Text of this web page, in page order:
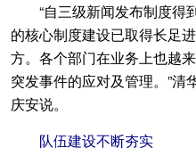
“自三级新闻发布制度得
的核心制度建设已取得长足
方。各个部门在业务上也越
突发事件的应对及管理。”清
庆安说。
队伍建设不断夯实